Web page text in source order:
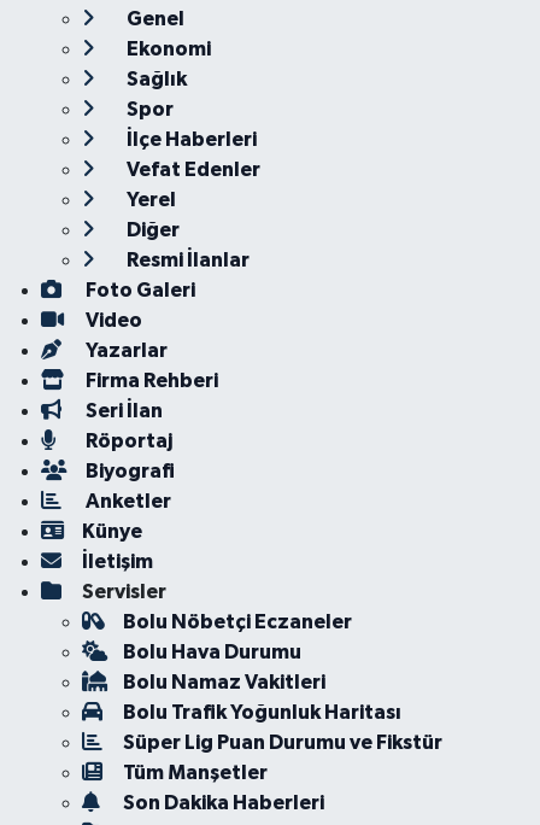
Genel
Ekonomi
Sağlık
Spor
İlçe Haberleri
Vefat Edenler
Yerel
Diğer
Resmi İlanlar
Foto Galeri
Video
Yazarlar
Firma Rehberi
Seri İlan
Röportaj
Biyografi
Anketler
Künye
İletişim
Servisler
Bolu Nöbetçi Eczaneler
Bolu Hava Durumu
Bolu Namaz Vakitleri
Bolu Trafik Yoğunluk Haritası
Süper Lig Puan Durumu ve Fikstür
Tüm Manşetler
Son Dakika Haberleri